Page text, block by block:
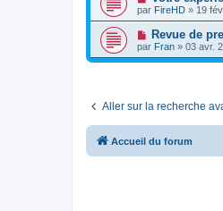
es
s
g
e
a
u
m
e
s
s
o
u
v
e
a
u
s
a
g
par FireHD » 19
N
o
u
v
m
s
s
Revue de
par Fran » 03 avr.
Aller sur la recherche
Accueil du forum